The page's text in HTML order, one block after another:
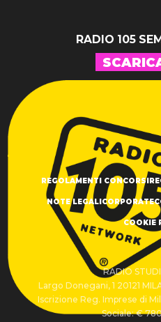
RADIO 105
REGOLAMENTI CONCORSI
NOTE LEGALICORPORATE
COOKIE
RADIO
Largo Donegani, 1 20121
Iscrizione Reg. Imprese di
Sociale: €